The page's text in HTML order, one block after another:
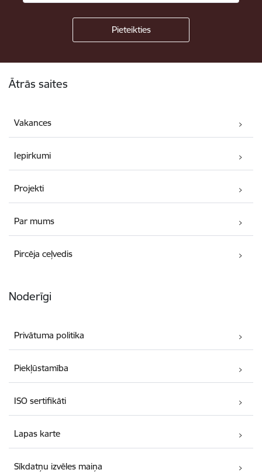
Ātrās saites
Vakances
Iepirkumi
Projekti
Par mums
Pircēja ceļvedis
Noderīgi
Privātuma politika
Piekļūstamība
ISO sertifikāti
Lapas karte
Sīkdatņu izvēles maiņa